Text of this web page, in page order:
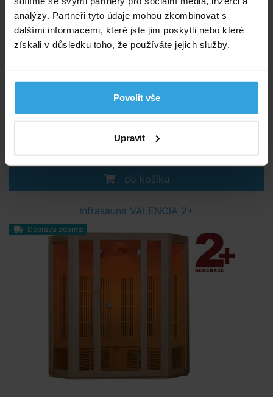
analýzy. Partneři tyto údaje mohou zkombinovat s
dalšími informacemi, které jste jim poskytli nebo které
získali v důsledku toho, že používáte jejich služby.
Povolit vše
Upravit
do košíku
Infrasauna VALENCIA 2+
Doprava zdarma